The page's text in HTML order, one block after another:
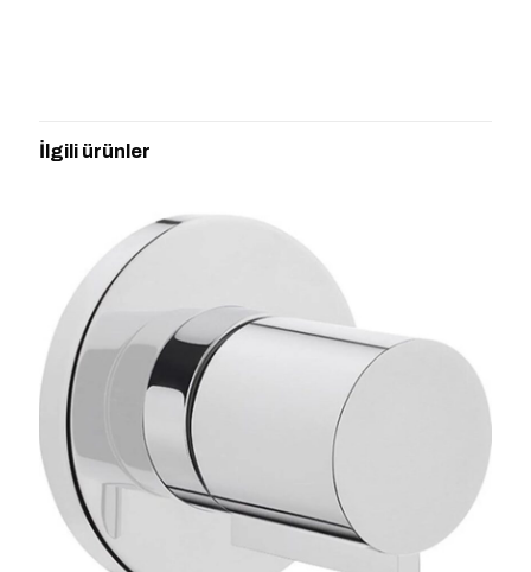
İKİLİ” için yorum yapan ilk kişi siz olun
Derecelendirmeniz
1/5
yıldız
2/5
yıldız
3/5
4/5
yıldız
yıldız
İlgili ürünler